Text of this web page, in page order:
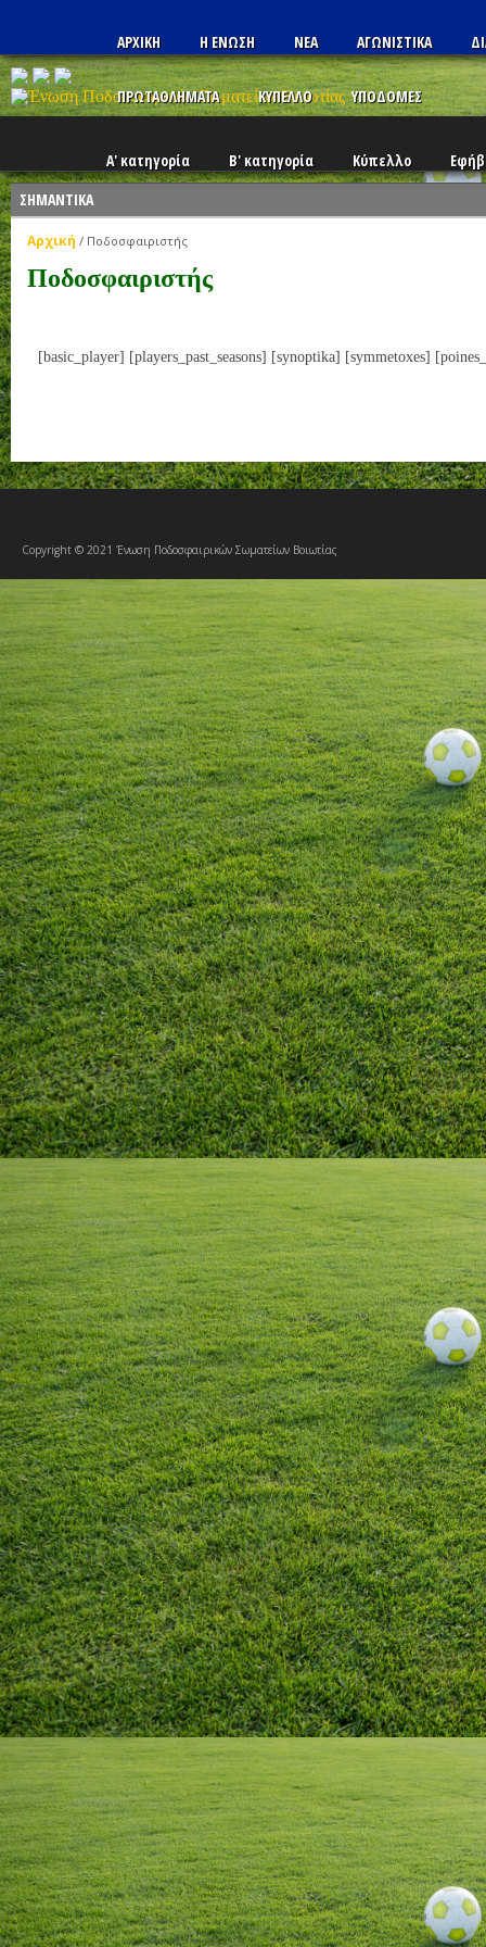
ΑΡΧΙΚΗ Η ΕΝΩΣΗ ΝΕΑ ΑΓΩΝΙΣΤΙΚΑ
ΠΡΩΤΑΘΛΗΜΑΤΑ ΚΥΠΕΛΛΟ ΥΠΟΔΟΜΕΣ
Α' κατηγορία Β' κατηγορία Κύπελλο
ΣΗΜΑΝΤΙΚΑ
Αρχική / Ποδοσφαιριστής
Ποδοσφαιριστής
[basic_player] [players_past_seasons] [synoptika] [symmetoxes]
Copyright © 2021 Ένωση Ποδοσφαιρικών Σωματείων Βοιωτίας